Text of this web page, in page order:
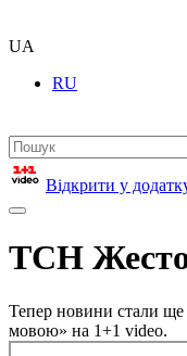
UA
RU
Відкрити у
ТСН
Тепер новини стали
мовою» на 1+1 video.